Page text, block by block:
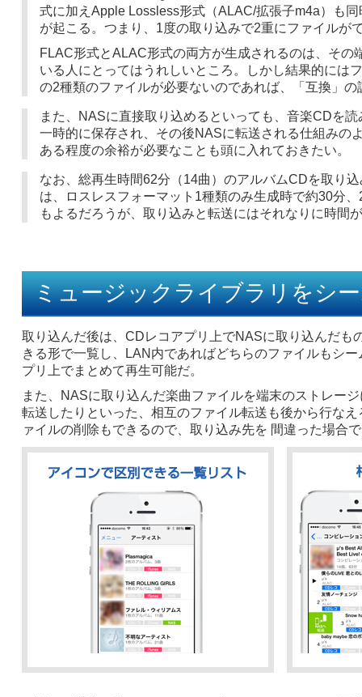
式に加えApple Lossless形式（ALAC/拡張子m4a）も
が起こる。つまり、1度の取り込みで2重にファイルが
FLAC形式とALAC形式の両方が生成されるのは、そ
いる人にとってはうれしいところ。しかし結果的には
の2種類のファイルが必要ないのであれば、「互換」
また、NASに直接取り込めるといっても、音楽CDを
一時的に保存され、その後NASに転送される仕組みの
ある程度の余裕が必要なことも頭に入れておきたい。
なお、総再生時間62分（14曲）のアルバムCDを取り
は、ロスレスフォーマット1種類のみ生成時で約30分
もよるだろうが、取り込みと転送にはそれなりに時間
ミュージックライブラリをシ
取り込んだ後は、CDレコアプリ上でNASに取り込んだ
きる形で一覧し、LAN内であればどちらのファイルもシ
プリ上でまとめて再生可能だ。
また、NASに取り込んだ楽曲ファイルを端末のストレー
転送したりといった、相互のファイル転送も後から行な
ァイルの削除もできるので、取り込み先を 間違った場合